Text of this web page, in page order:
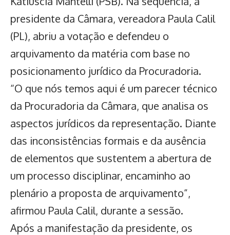
presidente da Câmara, vereadora Paula Calil
(PL), abriu a votação e defendeu o
arquivamento da matéria com base no
posicionamento jurídico da Procuradoria.
“O que nós temos aqui é um parecer técnico
da Procuradoria da Câmara, que analisa os
aspectos jurídicos da representação. Diante
das inconsistências formais e da ausência
de elementos que sustentem a abertura de
um processo disciplinar, encaminho ao
plenário a proposta de arquivamento”,
afirmou Paula Calil, durante a sessão.
Após a manifestação da presidente, os